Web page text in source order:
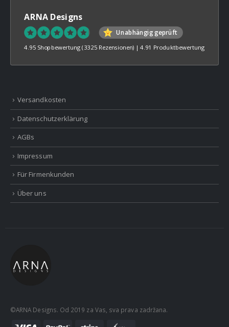
ARNA Designs
Unabhängig geprüft
4.95 Shopbewertung (3325 Rezensionen) |4.91 Produktbewertung
Versandkosten
Datenschutzerklärung
AGBs
Impressum
Für Firmenkunden
Über uns
©ARNA Designs. Od 2019 za Vas, sva prava zadržana.